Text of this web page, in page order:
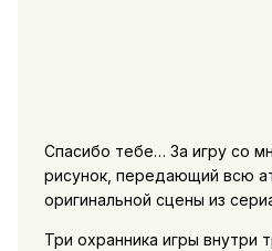
Спасибо тебе… За игру со
рисунок, передающий всю
оригинальной сцены из
Три охранника игры внутри